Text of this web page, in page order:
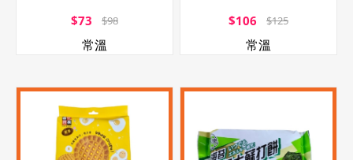
$73 $98
常溫
$106 $125
常溫